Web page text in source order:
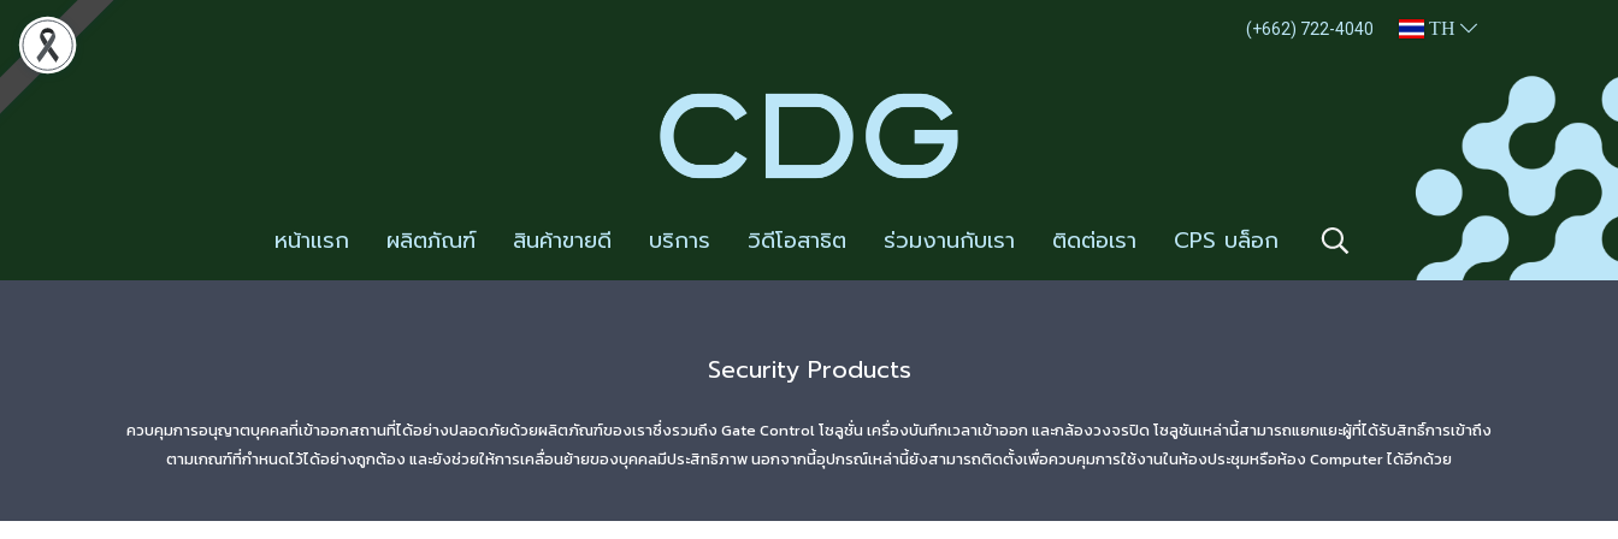
(+662) 722-4040 TH
หน้าแรก ผลิตภัณฑ์ สินค้าขายดี บริการ วิดีโอสาธิต ร่วมงานกับเรา ติดต่อเรา CPS บล็อก
Security Products
ควบคุมการอนุญาตบุคคลที่เข้าออกสถานที่ได้อย่างปลอดภัยด้วยผลิตภัณฑ์ของเราซึ่งรวมถึง Gate Control โซลูชั่น เครื่องบันทึกเวลาเข้าออก และกล้องวงจรปิด โซลูชันเหล่านี้สามารถแยกแยะผู้ที่ได้รับสิทธิ์การเข้าถึง
ตามเกณฑ์ที่กำหนดไว้ได้อย่างถูกต้อง และยังช่วยให้การเคลื่อนย้ายของบุคคลมีประสิทธิภาพ นอกจากนี้อุปกรณ์เหล่านี้ยังสามารถติดตั้งเพื่อควบคุมการใช้งานในห้องประชุมหรือห้อง Computer ได้อีกด้วย